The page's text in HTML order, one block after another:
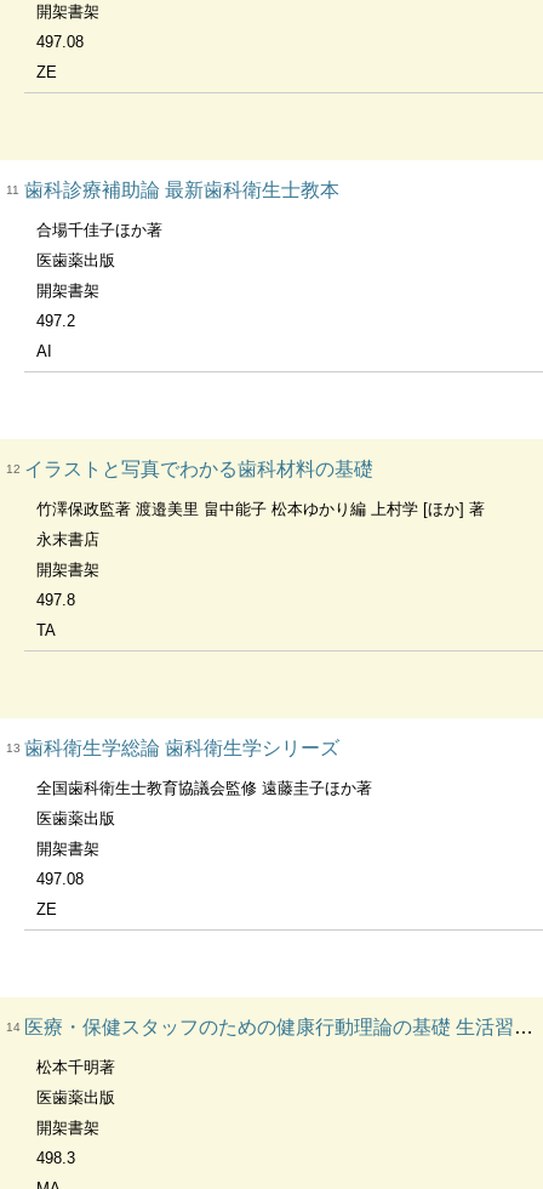
開架書架
497.08
ZE
11 歯科診療補助論 最新歯科衛生士教本
合場千佳子ほか著
医歯薬出版
開架書架
497.2
AI
12 イラストと写真でわかる歯科材料の基礎
竹澤保政監著 渡邉美里 畠中能子 松本ゆかり編 上村学 [ほか] 著
永末書店
開架書架
497.8
TA
13 歯科衛生学総論 歯科衛生学シリーズ
全国歯科衛生士教育協議会監修 遠藤圭子ほか著
医歯薬出版
開架書架
497.08
ZE
14 医療・保健スタッフのための健康行動理論の基礎 生活習慣病を中心に
松本千明著
医歯薬出版
開架書架
498.3